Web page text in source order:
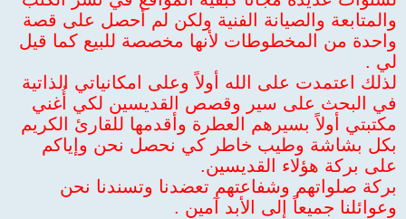
والمتابعة والصيانة الفنية ولكن لم أحصل على قصة
واحدة من المخطوطات لأنها مخصصة للبيع كما قيل
لي .
لذلك اعتمدت على الله أولاً وعلى امكانياتي الذاتية
في البحث على سير وقصص القديسين لكي أُغني
مكتبتي أولاً بسيرهم العطرة وأقدمها للقارئ الكريم
بكل بشاشة وطيب خاطر كي نحصل نحن وإياكم
على بركة هؤلاء القديسين.
بركة صلواتهم وشفاعتهم تعضدنا وتسندنا نحن
وعوائلنا جميعاً إلى الأبد آمين .